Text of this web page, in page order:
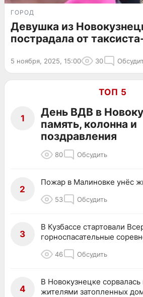
ГОРОД
Девушка из
пострадала от
5 ноября, 2025, 15:00 30
ТОП 5
1
День ВДВ в
память, колонна и
поздравления
80 Обсудить
2
Пожар в Малиновке унёс
53 Обсудить
3
В Кузбассе стартовали
горноспасательные
46 Обсудить
4
В Новокузнецке сорвалась
жителями затопленных